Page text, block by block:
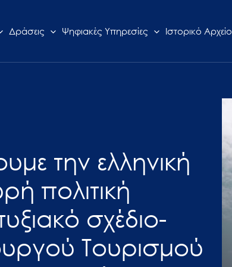
Δράσεις Ψηφιακές Υπηρεσίες Ιστορικό Αρχείο
την ελληνική
πολιτική
σχέδιο-
Τουρισμού